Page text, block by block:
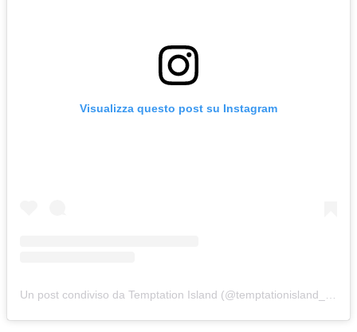
Visualizza questo post su Instagram